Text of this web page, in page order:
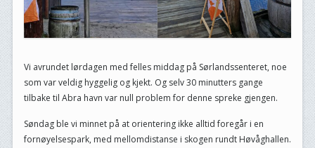
Vi avrundet lørdagen med felles middag på Sørlandssenteret, noe
som var veldig hyggelig og kjekt. Og selv 30 minutters gange
tilbake til Abra havn var null problem for denne spreke gjengen.
Søndag ble vi minnet på at orientering ikke alltid foregår i en
fornøyelsespark, med mellomdistanse i skogen rundt Høvåghallen.